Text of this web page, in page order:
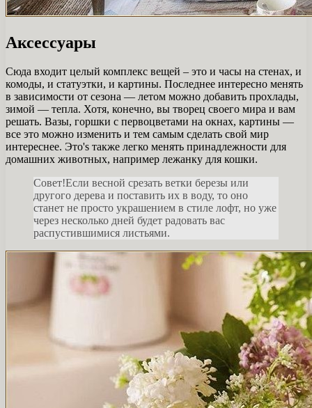
Аксессуары
Сюда входит целый комплекс вещей – это и часы на стенах, и
комоды, и статуэтки, и картины. Последнее интересно менять
в зависимости от сезона — летом можно добавить прохлады,
зимой — тепла. Хотя, конечно, вы творец своего мира и вам
решать. Вазы, горшки с первоцветами на окнах, картины —
все это можно изменить и тем самым сделать свой мир
интереснее. Это's также легко менять принадлежности для
домашних животных, например лежанку для кошки.
Совет!Если весной срезать ветки березы или
другого дерева и поставить их в воду, то оно
станет не просто украшением в стиле лофт, но уже
через несколько дней будет радовать вас
распустившимися листьями.